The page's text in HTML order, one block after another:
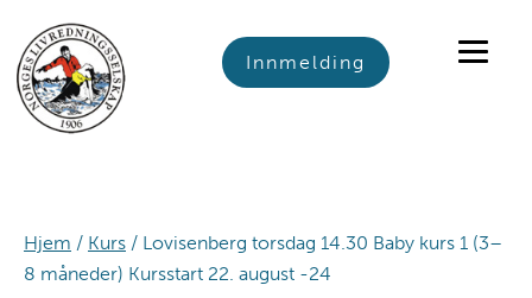
primary
navigation
main
content
footer
Innmelding
Hjem / Kurs / Lovisenberg torsdag 14.30 Baby kurs 1 (3–
8 måneder) Kursstart 22. august -24